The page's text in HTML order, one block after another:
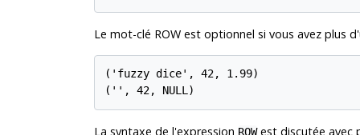
Le mot-clé ROW est optionnel si vous avez plus
('fuzzy dice', 42, 1.99)
('', 42, NULL)
La syntaxe de l'expression ROWest discutée avec